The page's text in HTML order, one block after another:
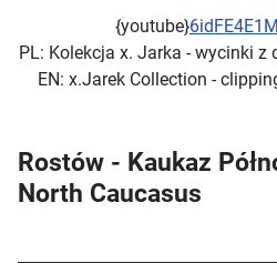
{youtube}
PL: Kolekcja x. Jarka - wycinki z
EN: x.Jarek Collection -
Rostów - Kaukaz
North Caucasus